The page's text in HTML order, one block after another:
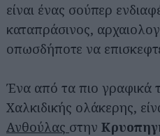
είναι ένας σούπερ
καταπράσινος,
οπωσδήποτε να
Ένα από τα πιο γραφικά
Χαλκιδικής ολάκερης,
Ανθούλας στην